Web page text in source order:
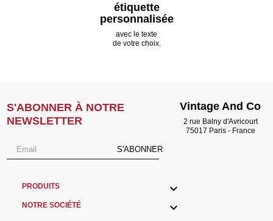
étiquette
personnalisée
avec le texte
de votre choix.
S'ABONNER À NOTRE
NEWSLETTER
S'ABONNER
PRODUITS 
NOTRE SOCIÉTÉ 
Vintage And Co
2 rue Balny d'Avricourt
75017 Paris - France